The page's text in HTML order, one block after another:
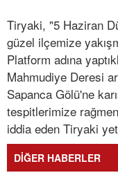
Tiryaki, "5 Haziran
güzel ilçemize
Platform adına
Mahmudiye Deresi
Sapanca Gölü'ne
tespitlerimize
iddia eden Tiryaki
DİĞER HABERLER